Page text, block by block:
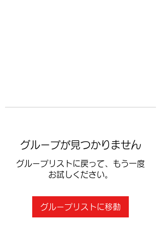
グループが見つかりません
グループリストに戻って、もう一度
お試しください。
グループリストに移動